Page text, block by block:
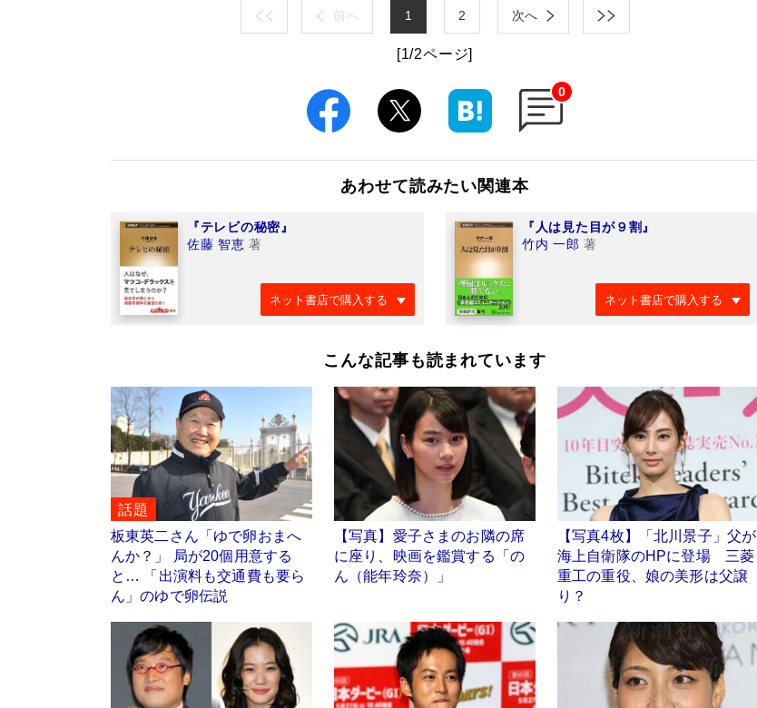
前へ 1 2 次へ
[1/2ページ]
0
あわせて読みたい関連本
『テレビの秘密』
佐藤 智恵 著
ネット書店で購入する
『人は見た目が９割』
竹内 一郎 著
ネット書店で購入する
こんな記事も読まれています
話題
板東英二さん「ゆで卵おまへ
んか？」 局が20個用意する
と… 「出演料も交通費も要ら
ん」のゆで卵伝説
【写真】愛子さまのお隣の席
に座り、映画を鑑賞する「の
ん（能年玲奈）」
【写真4枚】「北川景子」父が
海上自衛隊のHPに登場 三菱
重工の重役、娘の美形は父譲
り？